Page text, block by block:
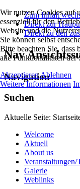
Zum Inhalt
Direkt zur
Direkt zu den
Nav
Navigation
Suchen
Aktuelle Seite:
Welcome
Aktuell
About us
Veranstaltungen/
Galerie
Weblinks
Wir nutzen Cookies auf
essenziell für den
Website und die
Sie können selbst
Bitte beachten Sie,
alle Funktionalitäten der
AkzeptierenAblehnen
Weitere Informationen